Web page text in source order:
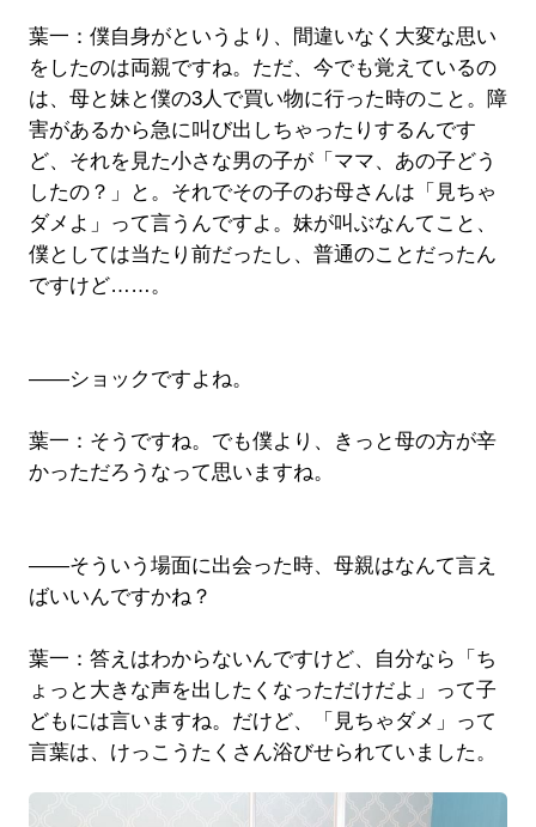
葉一：僕自身がというより、間違いなく大変な思い
をしたのは両親ですね。ただ、今でも覚えているの
は、母と妹と僕の3人で買い物に行った時のこと。障
害があるから急に叫び出しちゃったりするんです
ど、それを見た小さな男の子が「ママ、あの子どう
したの？」と。それでその子のお母さんは「見ちゃ
ダメよ」って言うんですよ。妹が叫ぶなんてこと、
僕としては当たり前だったし、普通のことだったん
ですけど……。
――ショックですよね。
葉一：そうですね。でも僕より、きっと母の方が辛
かっただろうなって思いますね。
――そういう場面に出会った時、母親はなんて言え
ばいいんですかね？
葉一：答えはわからないんですけど、自分なら「ち
ょっと大きな声を出したくなっただけだよ」って子
どもには言いますね。だけど、「見ちゃダメ」って
言葉は、けっこうたくさん浴びせられていました。